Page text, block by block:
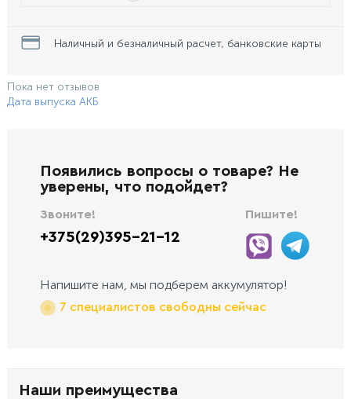
Наличный и безналичный расчет, банковские карты
Пока нет отзывов
Дата выпуска АКБ
Появились вопросы о товаре? Не
уверены, что подойдет?
Звоните!
+375(29)395-21-12
Пишите!
Напишите нам, мы подберем аккумулятор!
7 специалистов свободны сейчас
Наши преимущества